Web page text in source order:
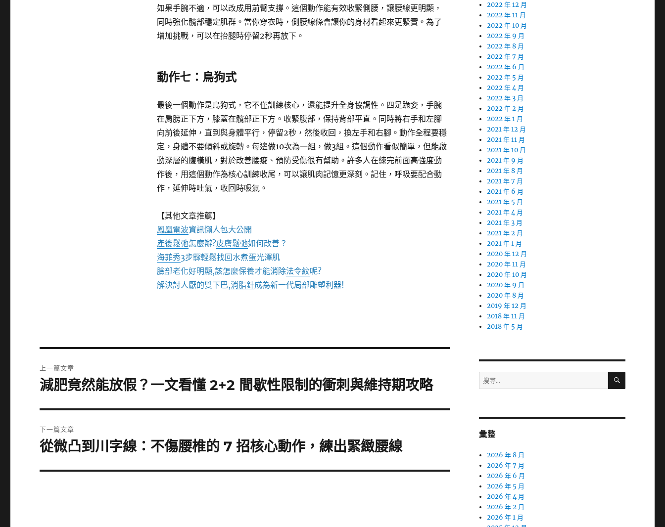
如果手腕不適，可以改成用前臂支撐。這個動作能有效收緊側腰，讓腰線更明顯，
同時強化髖部穩定肌群。當你穿衣時，側腰線條會讓你的身材看起來更緊實。為了
增加挑戰，可以在抬腿時停留2秒再放下。
動作七：鳥狗式
最後一個動作是鳥狗式，它不僅訓練核心，還能提升全身協調性。四足跪姿，手腕
在肩膀正下方，膝蓋在髖部正下方。收緊腹部，保持背部平直。同時將右手和左腳
向前後延伸，直到與身體平行，停留2秒，然後收回，換左手和右腳。動作全程要穩
定，身體不要傾斜或旋轉。每邊做10次為一組，做3組。這個動作看似簡單，但能啟
動深層的腹橫肌，對於改善腰痠、預防受傷很有幫助。許多人在練完前面高強度動
作後，用這個動作為核心訓練收尾，可以讓肌肉記憶更深刻。記住，呼吸要配合動
作，延伸時吐氣，收回時吸氣。
【其他文章推薦】
鳳凰電波資訊懶人包大公開
產後鬆弛怎麼辦?皮膚鬆弛如何改善？
海菲秀3步驟輕鬆找回水煮蛋光澤肌
臉部老化好明顯,該怎麼保養才能消除法令紋呢?
解決討人厭的雙下巴,消脂針成為新一代局部雕塑利器!
章
上一篇文章
上
篇
文
章:
減肥竟然能放假？一文看懂 2+2 間歇性限制的衝刺與維持期攻略
下一篇文章
下
篇
從微凸到川字線：不傷腰椎的 7 招核心動作，練出緊緻腰線
2022 年 12 月
2022 年 11 月
2022 年 10 月
2022 年 9 月
2022 年 8 月
2022 年 7 月
2022 年 6 月
2022 年 5 月
2022 年 4 月
2022 年 3 月
2022 年 2 月
2022 年 1 月
2021 年 12 月
2021 年 11 月
2021 年 10 月
2021 年 9 月
2021 年 8 月
2021 年 7 月
2021 年 6 月
2021 年 5 月
2021 年 4 月
2021 年 3 月
2021 年 2 月
2021 年 1 月
2020 年 12 月
2020 年 11 月
2020 年 10 月
2020 年 9 月
2020 年 8 月
2019 年 12 月
2018 年 11 月
2018 年 5 月
搜
尋
字:
搜
彙整
2026 年 8 月
2026 年 7 月
2026 年 6 月
2026 年 5 月
2026 年 4 月
2026 年 2 月
2026 年 1 月